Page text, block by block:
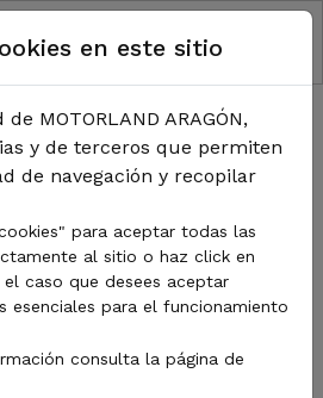
DE
novedades de MotorLand
noticias sobre eventos,
novedades del circuito y
categoría o tipo de contenido y
mundo del motor.
en este sitio
MOTORLAND ARAGÓN,
y de terceros que permiten
de navegación y recopilar
para aceptar todas las
al sitio o haz click en
caso que desees aceptar
esenciales para el funcionamiento
consulta la página de